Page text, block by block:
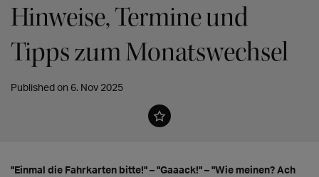
Hinweise, Termine und
Tipps zum Monatswechsel
Published on 6. Nov 2025
"Einmal die Fahrkarten bitte!" – "Gaaack!" – "Wie meinen? Ach